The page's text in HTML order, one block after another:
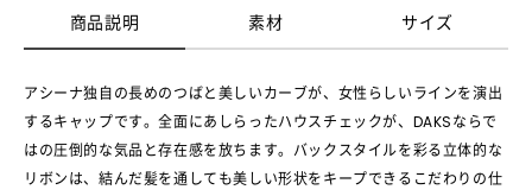
商品説明 素材 サイズ
アシーナ独自の長めのつばと美しいカーブが、女性らしいラインを演出
するキャップです。全面にあしらったハウスチェックが、DAKSならで
はの圧倒的な気品と存在感を放ちます。バックスタイルを彩る立体的な
リボンは、結んだ髪を通しても美しい形状をキープできるこだわりの仕